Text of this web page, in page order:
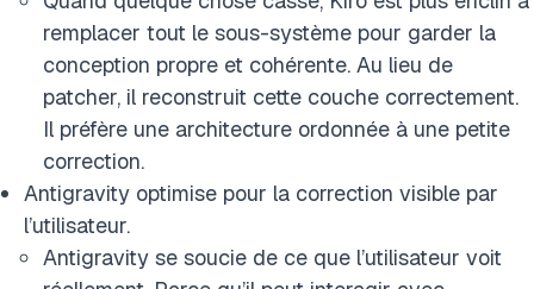
remplacer tout le sous-système pour garder la
conception propre et cohérente. Au lieu de
patcher, il reconstruit cette couche correctement.
Il préfère une architecture ordonnée à une petite
correction.
Antigravity optimise pour la correction visible par
l’utilisateur.
Antigravity se soucie de ce que l’utilisateur voit